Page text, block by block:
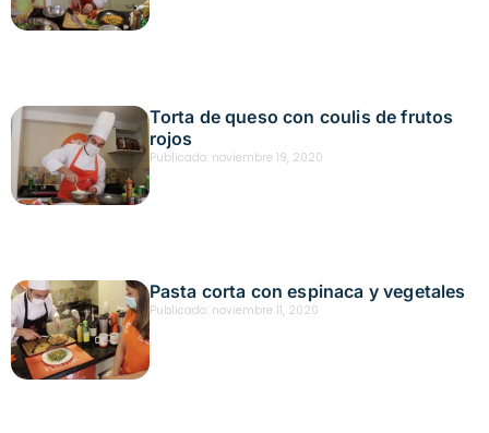
Torta de queso con coulis de frutos
rojos
Publicado: noviembre 19, 2020
Pasta corta con espinaca y vegetales
Publicado: noviembre 11, 2020